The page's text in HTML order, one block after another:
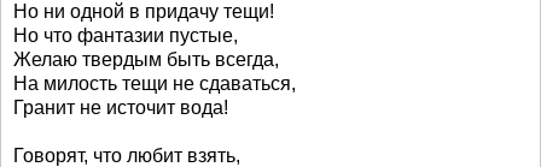
Но ни одной в придачу тещи!
Но что фантазии пустые,
Желаю твердым быть всегда,
На милость тещи не сдаваться,
Гранит не источит вода!
Говорят, что любит взять,